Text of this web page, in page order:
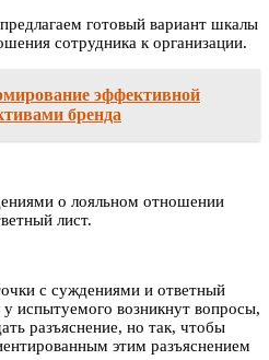
готовый вариант шкалы
сотрудника к организации.
эффективной
бренда
о лояльном отношении
лист.
с суждениями и ответный
испытуемого возникнут вопросы,
разъяснение, но так, чтобы
этим разъяснением